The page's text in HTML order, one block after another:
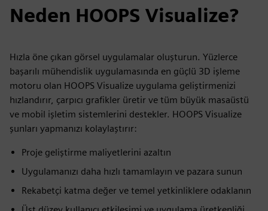
Neden HOOPS Visualize?
Hızla öne çıkan görsel uygulamalar oluşturun. Yüzlerce
başarılı mühendislik uygulamasında en güçlü 3D işleme
motoru olan HOOPS Visualize uygulama geliştirmenizi
hızlandırır, çarpıcı grafikler üretir ve tüm büyük masaüstü
ve mobil işletim sistemlerini destekler. HOOPS Visualize
şunları yapmanızı kolaylaştırır:
Proje geliştirme maliyetlerini azaltın
Uygulamanızı daha hızlı tamamlayın ve pazara sunun
Rekabetçi katma değer ve temel yetkinliklere odaklanın